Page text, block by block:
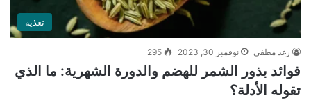
تغذية
رغد مطفي نوفمبر 30, 2023 295
فوائد بذور الشمر للهضم والدورة الشهرية: ما الذي
تقوله الأدلة؟